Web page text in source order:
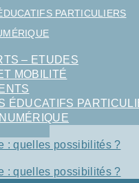
PARTICULIERS
– ETUDES
MOBILITÉ
ÉDUCATIFS
: quelles possibilités ?
: quelles possibilités ?